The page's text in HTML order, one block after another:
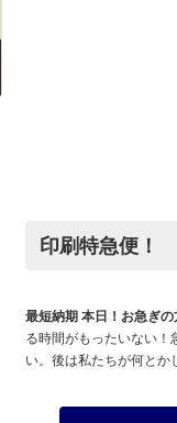
印刷特急便！
最短納期 本日！お急ぎ
る時間がもったいない！
い。後は私たちが何とか